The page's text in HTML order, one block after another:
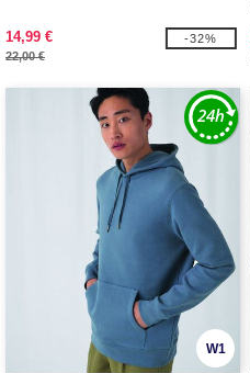
14,99 €
22,00 €
-32%
W1